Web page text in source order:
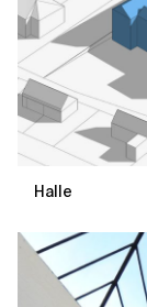
Halle